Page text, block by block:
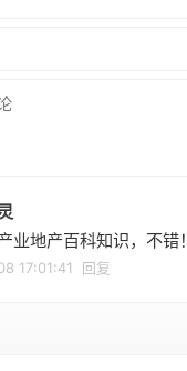
业地产百科知识，不错！
17:01:41 回复